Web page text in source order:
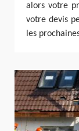
alors votre
votre devis
les